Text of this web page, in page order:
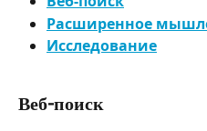
Расширенное
Исследование
Веб-поиск